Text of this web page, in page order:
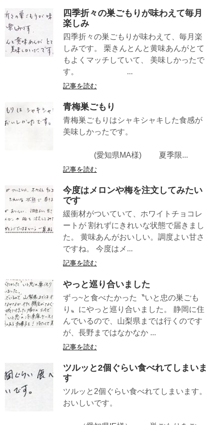
四季折々の巣ごもりが味わえて毎月
楽しみ
四季折々の巣ごもりが味わえて、毎月楽
しみです。 栗きんとんと黄味あんがとて
もよくマッチしていて、 美味しかったで
す。 ...
記事を読む
青梅巣ごもり
青梅巣ごもりはシャキシャキした食感が
美味しかったです。
(愛知県MA様) 夏季限...
記事を読む
今度はメロンや梅を注文してみたい
です
緩衝材がついていて、ホワイトチョコレ
ートが 割れずにきれいな状態で届きまし
た。 黄味あんがおいしい。調度よい甘さ
ですね。 今度はメ...
記事を読む
やっと巡り合いました
ずっ~と食べたかった〝いと忠の巣ごも
り〟にやっと巡り合いました。 静岡に住
んでいるので、山梨県までは行くのです
が、長野まではなかなか ...
記事を読む
ツルッと2個ぐらい食べれてしまいま
す
ツルッと2個ぐらい食べれてしまいます。
おいしいです。